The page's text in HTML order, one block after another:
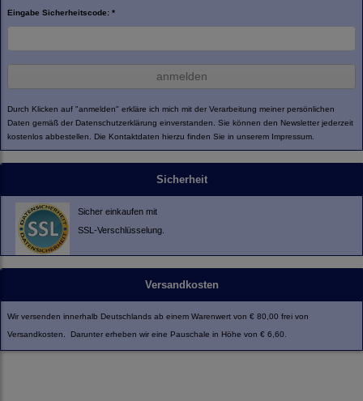
Eingabe Sicherheitscode: *
anmelden
Durch Klicken auf "anmelden" erkläre ich mich mit der Verarbeitung meiner persönlichen
Daten gemäß der Datenschutzerklärung einverstanden. Sie können den Newsletter jederzeit
kostenlos abbestellen. Die Kontaktdaten hierzu finden Sie in unserem Impressum.
Sicherheit
Sicher einkaufen mit
SSL-Verschlüsselung.
Versandkosten
Wir versenden innerhalb Deutschlands ab einem Warenwert von € 80,00 frei von
Versandkosten. Darunter erheben wir eine Pauschale in Höhe von € 6,60.